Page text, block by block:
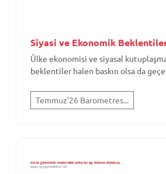
Siyasi ve Ekonomik
Ülke ekonomisi ve siyasal
beklentiler halen baskın olsa da
Temmuz'26 Barometres...